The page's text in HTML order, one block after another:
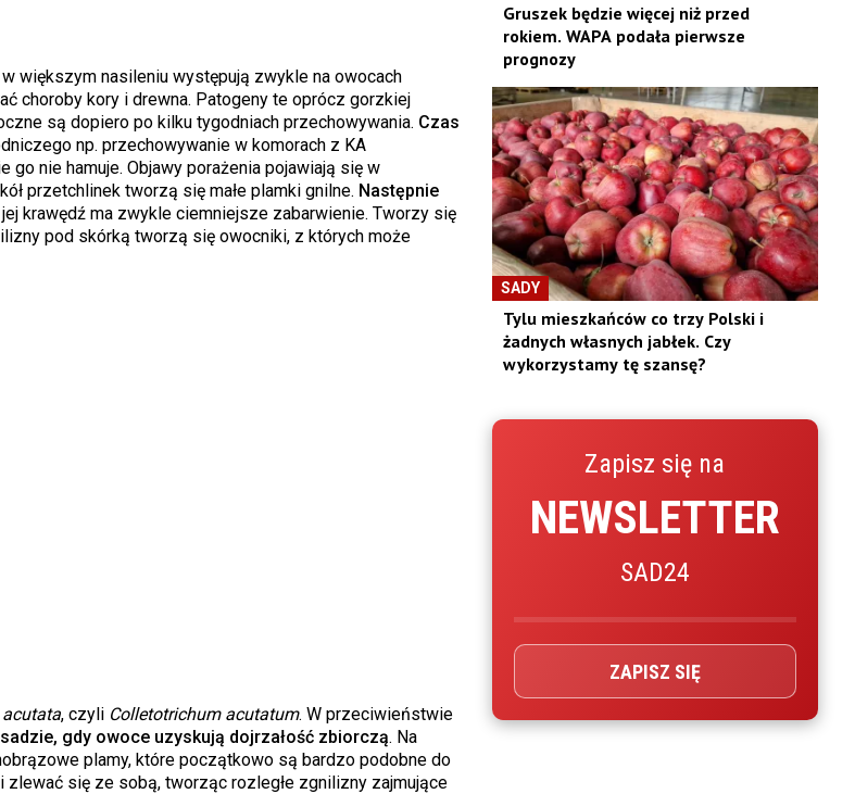
większym nasileniu występują zwykle na owocach
choroby kory i drewna. Patogeny te oprócz gorzkiej
są dopiero po kilku tygodniach przechowywania. Czas
np. przechowywanie w komorach z KA
nie hamuje. Objawy porażenia pojawiają się w
przetchlinek tworzą się małe plamki gnilne. Następnie
jej krawędź ma zwykle ciemniejsze zabarwienie. Tworzy się
pod skórką tworzą się owocniki, z których może
, czyli Colletotrichum acutatum. W przeciwieństwie
gdy owoce uzyskują dojrzałość zbiorczą. Na
plamy, które początkowo są bardzo podobne do
się ze sobą, tworząc rozległe zgnilizny zajmujące
Gruszek będzie więcej niż przed
rokiem. WAPA podała pierwsze
prognozy
SADY
Tylu mieszkańców co trzy Polski i
żadnych własnych jabłek. Czy
wykorzystamy tę szansę?
Zapisz się na
NEWSLETTER
SAD24
ZAPISZ SIĘ